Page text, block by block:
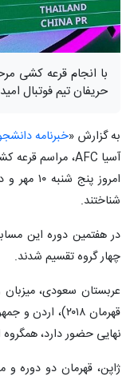
حریفان تیم فوتبال
به گزارش «خبرنامه
شناختند.
چهار گروه تقسیم شدند.
قهرمان ۲۰۱۸)،
نهایی حضور دارد،